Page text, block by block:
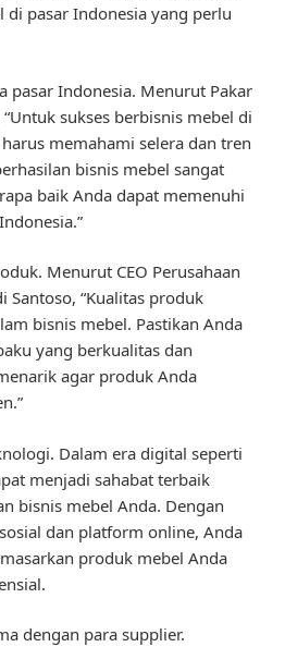
di pasar Indonesia yang perlu
pasar Indonesia. Menurut Pakar
sukses berbisnis mebel di
memahami selera dan tren
bisnis mebel sangat
baik Anda dapat memenuhi
Menurut CEO Perusahaan
Santoso, “Kualitas produk
bisnis mebel. Pastikan Anda
yang berkualitas dan
agar produk Anda
Dalam era digital seperti
menjadi sahabat terbaik
bisnis mebel Anda. Dengan
dan platform online, Anda
produk mebel Anda
dengan para supplier.